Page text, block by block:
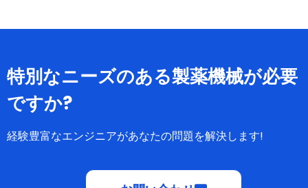
特別なニーズのある製薬機械が必要
ですか?
経験豊富なエンジニアがあなたの問題を解決します!